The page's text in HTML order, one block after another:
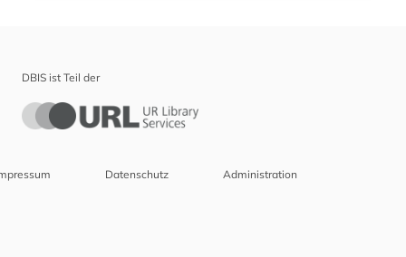
DBIS ist Teil der
Datenschutz Administration